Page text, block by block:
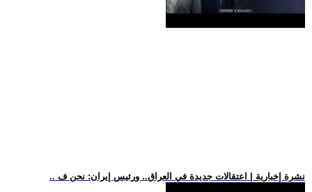
.. نشرة إخبارية | اعتقالات جديدة في العراق.. ورئيس إيران: نحن ف